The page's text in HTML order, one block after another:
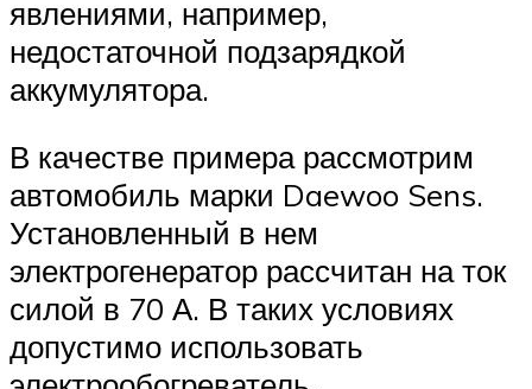
явлениями, например,
недостаточной подзарядкой
аккумулятора.
В качестве примера рассмотрим
автомобиль марки Daewoo Sens.
Установленный в нем
электрогенератор рассчитан на ток
силой в 70 А. В таких условиях
допустимо использовать